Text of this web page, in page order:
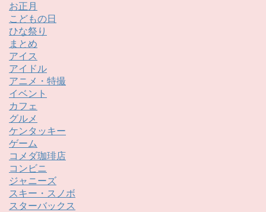
お正月
こどもの日
ひな祭り
まとめ
アイス
アイドル
アニメ・特撮
イベント
カフェ
グルメ
ケンタッキー
ゲーム
コメダ珈琲店
コンビニ
ジャニーズ
スキー・スノボ
スターバックス